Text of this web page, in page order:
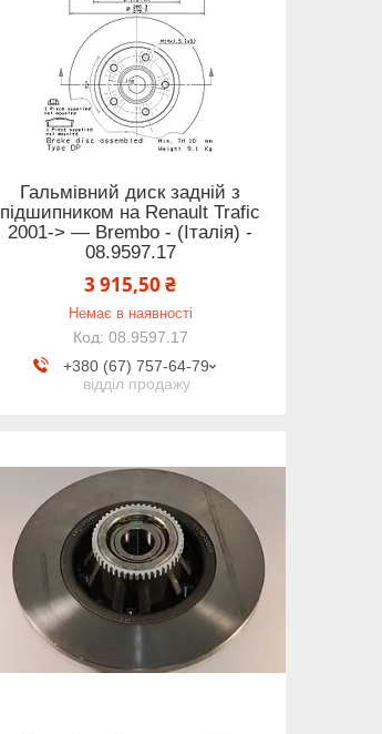
Гальмівний диск задній з
підшипником на Renault Trafic
2001-> — Brembo - (Італія) -
08.9597.17
3 915,50 ₴
Немає в наявності
08.9597.17
+380 (67) 757-64-79
відділ продажу